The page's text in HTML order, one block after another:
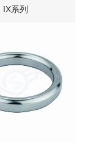
IX系列